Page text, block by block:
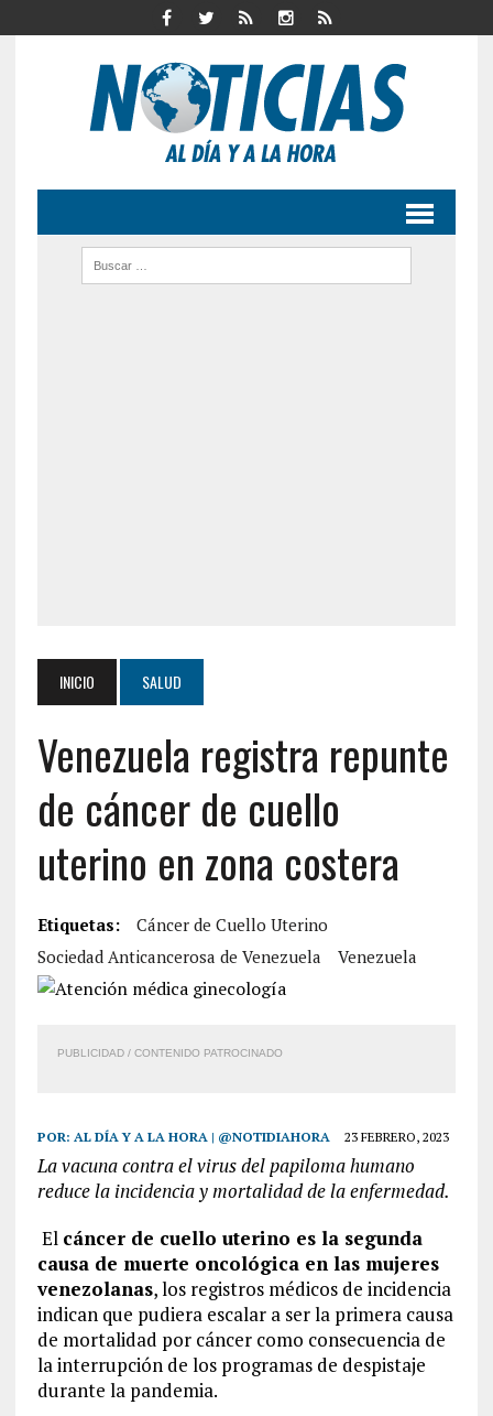
INICIO SALUD
Venezuela registra repunte
de cáncer de cuello
uterino en zona costera
Etiquetas:
Cáncer de Cuello Uterino
Sociedad Anticancerosa de Venezuela
Venezuela
PUBLICIDAD / CONTENIDO PATROCINADO
POR: AL DÍA Y A LA HORA | @NOTIDIAHORA 23 FEBRERO, 2023
La vacuna contra el virus del papiloma humano
reduce la incidencia y mortalidad de la enfermedad.
El cáncer de cuello uterino es la segunda
causa de muerte oncológica en las mujeres
venezolanas, los registros médicos de incidencia
indican que pudiera escalar a ser la primera causa
de mortalidad por cáncer como consecuencia de
la interrupción de los programas de despistaje
durante la pandemia.